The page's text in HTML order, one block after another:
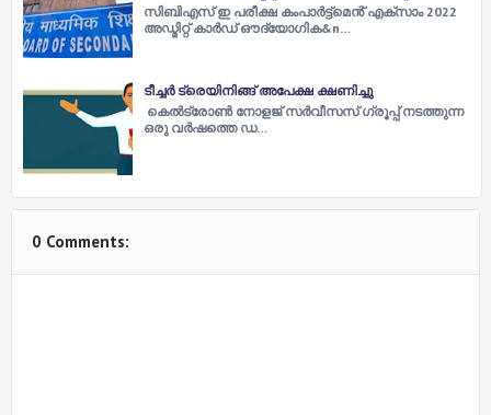
സിബിഎസ് ഇ പരീക്ഷ കംപാർട്ട്മെൻ് എക്സാം 2022
അഡ്മിറ്റ് കാർഡ് ഔദ്യോ​ഗിക&n…
ടീച്ചര്‍ ട്രെയിനിങ്ങ് അപേക്ഷ ക്ഷണിച്ചു
കെല്‍ട്രോണ്‍ നോളജ് സര്‍വീസസ് ഗ്രൂപ്പ് നടത്തുന്ന
ഒരു വര്‍ഷത്തെ ഡ…
0 Comments: